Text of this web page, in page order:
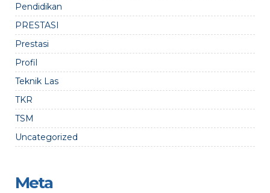
Pendidikan
PRESTASI
Prestasi
Profil
Teknik Las
TKR
TSM
Uncategorized
Meta